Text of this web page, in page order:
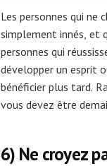
Les personnes qui ne
simplement innés, et
personnes qui
développer un esprit
bénéficier plus tard.
vous devez être
6) Ne croyez